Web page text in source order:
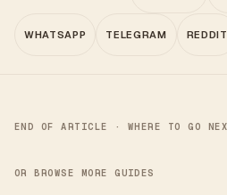
WHATSAPP TELEGRAM REDDIT
END OF ARTICLE · WHERE TO GO
OR BROWSE MORE GUIDES